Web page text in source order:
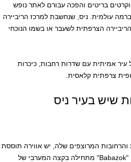
על ידי אריסטוקרטים בריטים והפכה עבורם לאתר נופש
עולמית. ניס, שנחשבת למרכז הריביירה
הצרפתית לשעבר או בשמו הנוכחי
אמיתית עם שדרות רחבות, כיכרות
צרפתית קלאסית.
שיש בעיר ניס
המרוצפים שלה, יש אווירה תוססת
המזכירה את איטליה. העיר העתיקה הידועה בכינוי העממי "Babazok" מתחילה בקצה המערבי של